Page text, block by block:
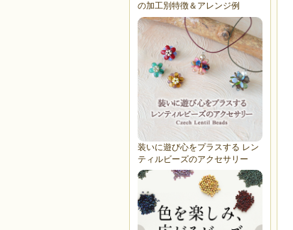
の加工別特徴＆アレンジ例
装いに遊び心をプラスする レン
ティルビーズのアクセサリー